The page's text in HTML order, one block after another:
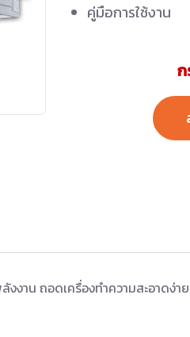
คู่มือการใช้งาน
งงาน ถอดเครื่องทำความสะอาดง่าย